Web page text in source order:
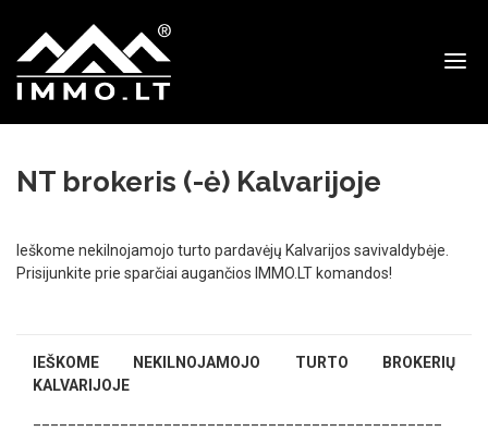
Immo
NT brokeris (-ė) Kalvarijoje
Ieškome nekilnojamojo turto pardavėjų Kalvarijos savivaldybėje.
Prisijunkite prie sparčiai augančios IMMO.LT komandos!
IEŠKOME NEKILNOJAMOJO TURTO BROKERIŲ
KALVARIJOJE